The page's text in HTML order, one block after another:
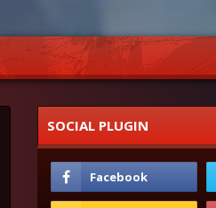
SOCIAL PLUGIN